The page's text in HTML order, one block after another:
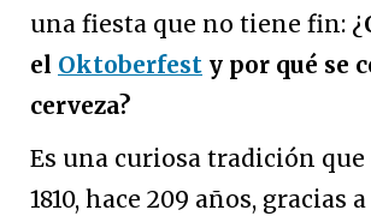
una fiesta que no tiene fin: ¿
el Oktoberfest y por qué se
cerveza?
Es una curiosa tradición que
1810, hace 209 años, gracias